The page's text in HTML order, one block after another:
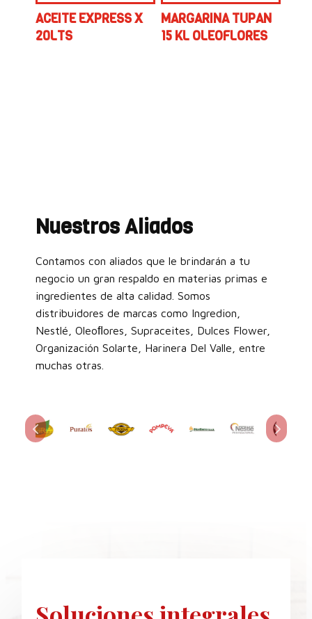
ACEITE EXPRESS X
20LTS
MARGARINA TUPAN
15 KL OLEOFLORES
Nuestros Aliados
Contamos con aliados que le brindarán a tu
negocio un gran respaldo en materias primas e
ingredientes de alta calidad. Somos
distribuidores de marcas como Ingredion,
Nestlé, Oleoﬂores, Supraceites, Dulces Flower,
Organización Solarte, Harinera Del Valle, entre
muchas otras.